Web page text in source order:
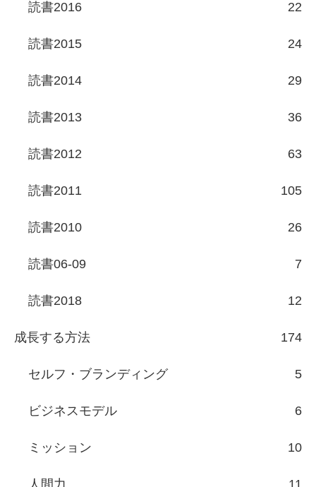
読書2016 22
読書2015 24
読書2014 29
読書2013 36
読書2012 63
読書2011 105
読書2010 26
読書06-09 7
読書2018 12
成長する方法 174
セルフ・ブランディング 5
ビジネスモデル 6
ミッション 10
人間力 11